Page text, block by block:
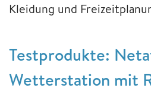
Kleidung und
Testprodukte:
Wetterstation mit